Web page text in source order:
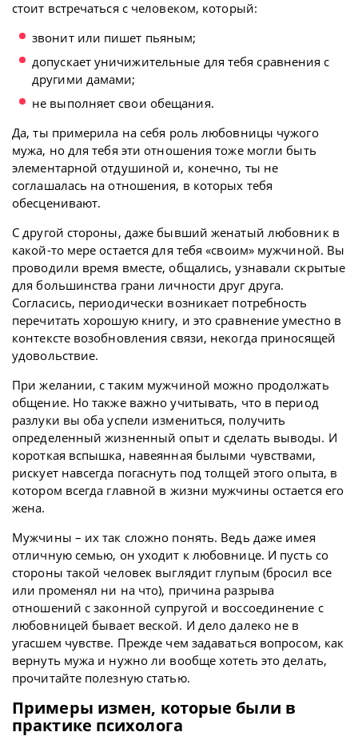
стоит встречаться с человеком, который:
звонит или пишет пьяным;
допускает уничижительные для тебя сравнения с
другими дамами;
не выполняет свои обещания.
Да, ты примерила на себя роль любовницы чужого
мужа, но для тебя эти отношения тоже могли быть
элементарной отдушиной и, конечно, ты не
соглашалась на отношения, в которых тебя
обесценивают.
С другой стороны, даже бывший женатый любовник в
какой-то мере остается для тебя «своим» мужчиной. Вы
проводили время вместе, общались, узнавали скрытые
для большинства грани личности друг друга.
Согласись, периодически возникает потребность
перечитать хорошую книгу, и это сравнение уместно в
контексте возобновления связи, некогда приносящей
удовольствие.
При желании, с таким мужчиной можно продолжать
общение. Но также важно учитывать, что в период
разлуки вы оба успели измениться, получить
определенный жизненный опыт и сделать выводы. И
короткая вспышка, навеянная былыми чувствами,
рискует навсегда погаснуть под толщей этого опыта, в
котором всегда главной в жизни мужчины остается его
жена.
Мужчины – их так сложно понять. Ведь даже имея
отличную семью, он уходит к любовнице. И пусть со
стороны такой человек выглядит глупым (бросил все
или променял ни на что), причина разрыва
отношений с законной супругой и воссоединение с
любовницей бывает веской. И дело далеко не в
угасшем чувстве. Прежде чем задаваться вопросом, как
вернуть мужа и нужно ли вообще хотеть это делать,
прочитайте полезную статью.
Примеры измен, которые были в
практике психолога